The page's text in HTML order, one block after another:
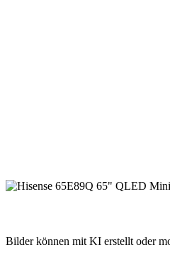
Bilder können mit KI erstellt oder